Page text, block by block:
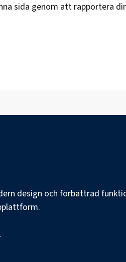
sida genom att rapportera
design och förbättrad